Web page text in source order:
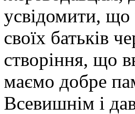
усвідомити, що
своїх батьків
створіння, що
маємо добре
Всевишнім і